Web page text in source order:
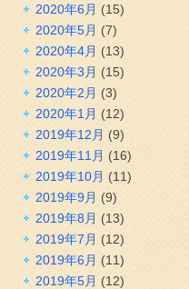
2020年6月 (15)
2020年5月 (7)
2020年4月 (13)
2020年3月 (15)
2020年2月 (3)
2020年1月 (12)
2019年12月 (9)
2019年11月 (16)
2019年10月 (11)
2019年9月 (9)
2019年8月 (13)
2019年7月 (12)
2019年6月 (11)
2019年5月 (12)